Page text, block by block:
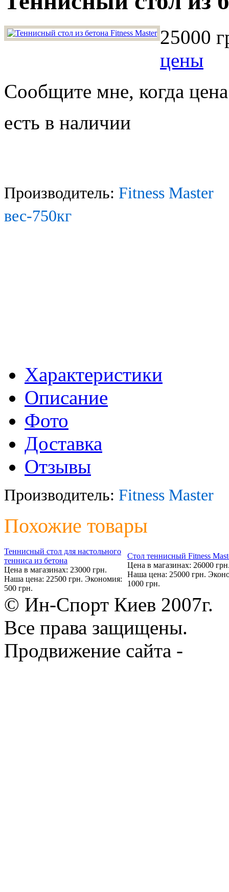
25000
цены
Сообщите мне, когда
есть в наличии
Производитель: Fitness Master
вес-750кг
Характеристики
Описание
Фото
Доставка
Отзывы
Производитель: Fitness Master
Похожие товары
Теннисный стол для настольного
тенниса из бетона
Цена в магазинах: 23000 грн.
Наша цена: 22500 грн. Экономия:
500 грн.
Стол теннисный Fitness
Цена в магазинах: 26000
Наша цена: 25000 грн.
1000 грн.
© Ин-Спорт Киев 2007г.
Все права защищены.
Продвижение сайта -